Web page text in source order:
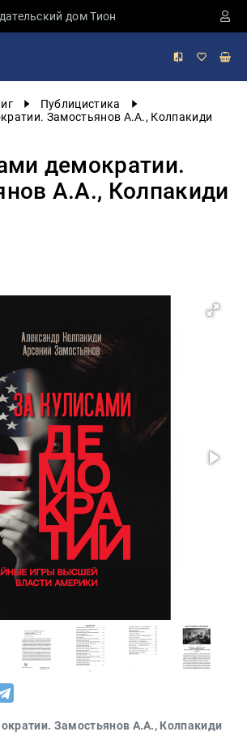
дом Тион
Публицистика
Замостьянов А.А., Колпакиди
демократии.
А.А., Колпакиди
Замостьянов А.А., Колпакиди